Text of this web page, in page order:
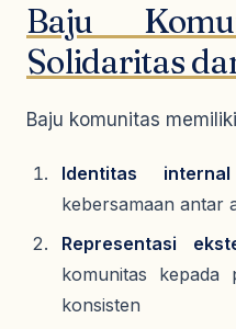
Baju
Solidaritas
Baju komunitas
Identitas internal
kebersamaan antar
Representasi
komunitas kepada
konsisten